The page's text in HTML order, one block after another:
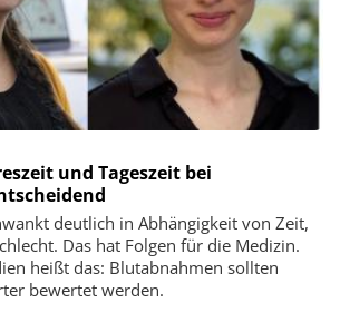
und Tageszeit bei
deutlich in Abhängigkeit von Zeit,
Das hat Folgen für die Medizin.
heißt das: Blutabnahmen sollten
bewertet werden.